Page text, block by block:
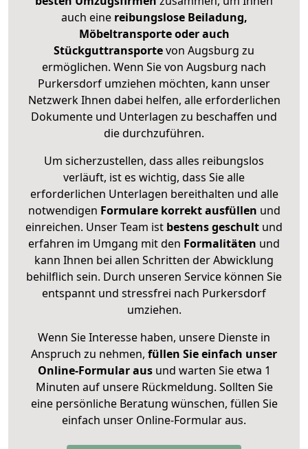
auch eine reibungslose Beiladung,
Möbeltransporte oder auch
Stückguttransportevon Augsburg zu
ermöglichen. Wenn Sie von Augsburg nach
Purkersdorf umziehen möchten, kann unser
Netzwerk Ihnen dabei helfen, alle erforderlichen
Dokumente und Unterlagen zu beschaffen und
die durchzuführen.
Um sicherzustellen, dass alles reibungslos
verläuft, ist es wichtig, dass Sie alle
erforderlichen Unterlagen bereithalten und alle
notwendigen Formulare korrekt ausfüllen und
einreichen. Unser Team ist bestens geschult und
erfahren im Umgang mit den Formalitäten und
kann Ihnen bei allen Schritten der Abwicklung
behilflich sein. Durch unseren Service können Sie
entspannt und stressfrei nach Purkersdorf
umziehen.
Wenn Sie Interesse haben, unsere Dienste in
Anspruch zu nehmen, füllen Sie einfach unser
Online-Formular ausund warten Sie etwa 1
Minuten auf unsere Rückmeldung. Sollten Sie
eine persönliche Beratung wünschen, füllen Sie
einfach unser Online-Formular aus.